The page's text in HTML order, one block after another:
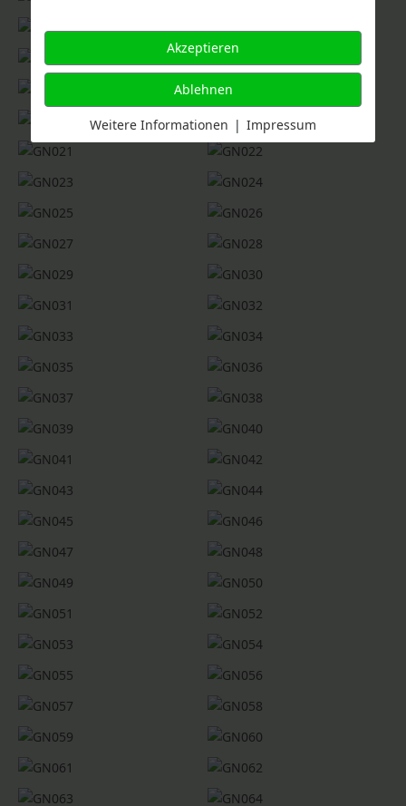
Akzeptieren
Ablehnen
Weitere Informationen | Impressum